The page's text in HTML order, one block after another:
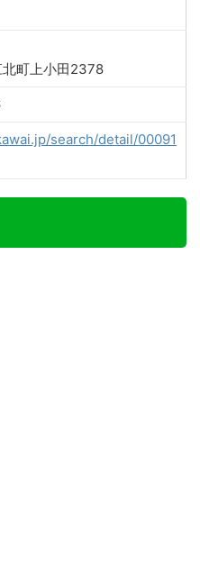
町上小田2378
search/detail/00091